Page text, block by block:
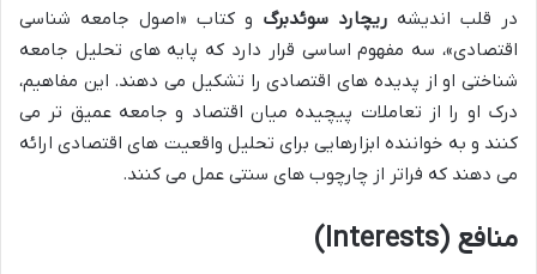
در قلب اندیشه ریچارد سوئدبرگ و کتاب «اصول جامعه شناسی
اقتصادی»، سه مفهوم اساسی قرار دارد که پایه های تحلیل جامعه
شناختی او از پدیده های اقتصادی را تشکیل می دهند. این مفاهیم،
درک او را از تعاملات پیچیده میان اقتصاد و جامعه عمیق تر می
کنند و به خواننده ابزارهایی برای تحلیل واقعیت های اقتصادی ارائه
می دهند که فراتر از چارچوب های سنتی عمل می کنند.
منافع (Interests)